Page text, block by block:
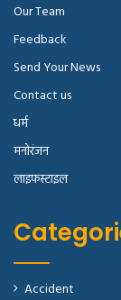
Our Team
Feedback
Send Your News
Contact us
धर्म
मनोरंजन
लाइफस्टाइल
Accident